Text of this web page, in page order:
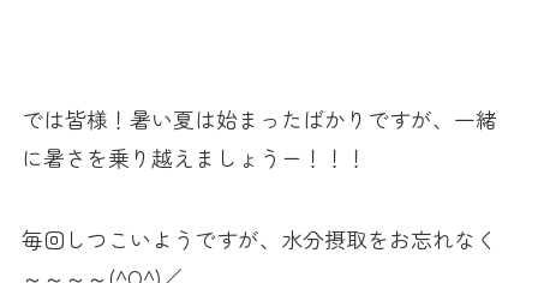
では皆様！暑い夏は始まったばかりですが、一緒
に暑さを乗り越えましょうー！！！
毎回しつこいようですが、水分摂取をお忘れなく